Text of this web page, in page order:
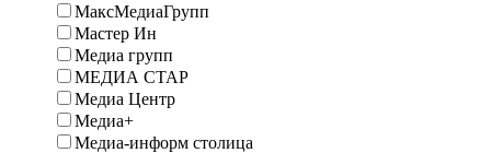
МаксМедиаГрупп
Мастер Ин
Медиа групп
МЕДИА СТАР
Медиа Центр
Медиа+
Медиа-информ столица